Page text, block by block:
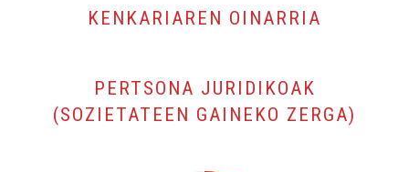
KENKARIAREN OINARRIA
PERTSONA JURIDIKOAK
(SOZIETATEEN GAINEKO ZERGA)